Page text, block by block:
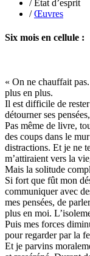
Fontaine
Fradin
Gana
Garde
Gaullier
Gauthier
Gemme
Gendre
Georis
Gilbert
Giry
Goisque
Grange
Gras
Griette
Guerrier
/ État d’esprit
/Œuvres
Six mois en cellule :
« On ne chauffait
plus en plus.
Il est difficile de
détourner ses
Pas même de livre,
des coups dans le
distractions. Et je ne
m’attiraient vers la
Mais la solitude
Si fort que fût mon
communiquer avec
mes pensées, de
plus en moi.
Puis mes forces
pour regarder par la
Et je parvins